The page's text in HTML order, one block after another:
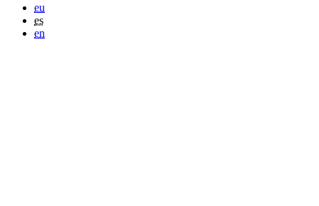
eu
es
en